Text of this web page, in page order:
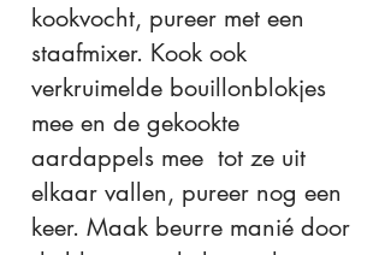
kookvocht, pureer met een
staafmixer. Kook ook
verkruimelde bouillonblokjes
mee en de gekookte
aardappels mee tot ze uit
elkaar vallen, pureer nog een
keer. Maak beurre manié door